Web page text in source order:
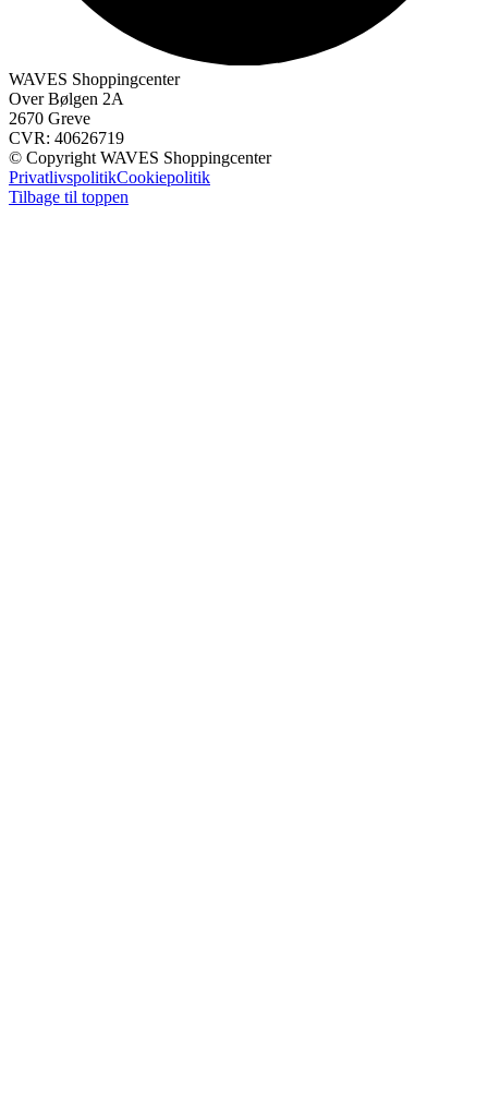
WAVES Shoppingcenter
Over Bølgen 2A
2670 Greve
CVR: 40626719
© Copyright WAVES Shoppingcenter
PrivatlivspolitikCookiepolitik
Tilbage til toppen